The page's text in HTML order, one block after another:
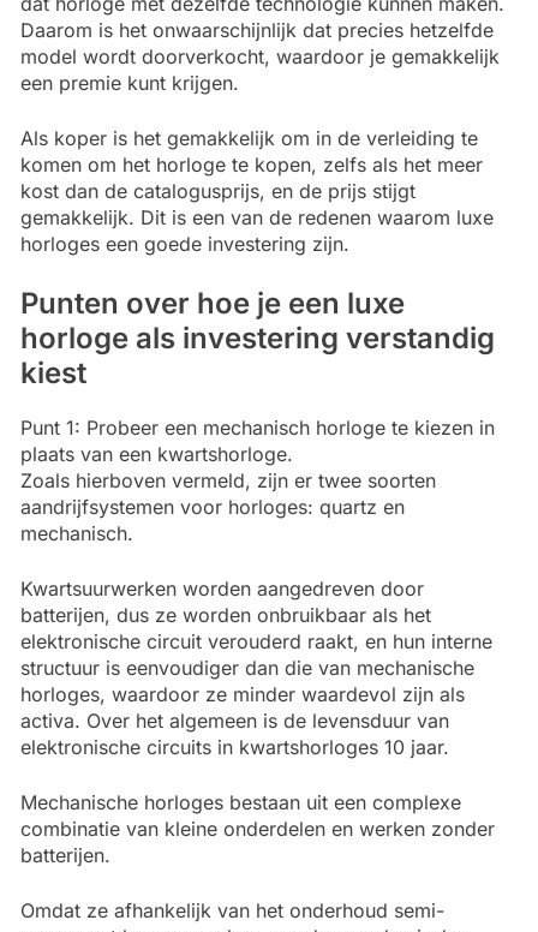
Daarom is het onwaarschijnlijk dat precies hetzelfde
model wordt doorverkocht, waardoor je gemakkelijk
een premie kunt krijgen.
Als koper is het gemakkelijk om in de verleiding te
komen om het horloge te kopen, zelfs als het meer
kost dan de catalogusprijs, en de prijs stijgt
gemakkelijk. Dit is een van de redenen waarom luxe
horloges een goede investering zijn.
Punten over hoe je een luxe
horloge als investering verstandig
kiest
Punt 1: Probeer een mechanisch horloge te kiezen in
plaats van een kwartshorloge.
Zoals hierboven vermeld, zijn er twee soorten
aandrijfsystemen voor horloges: quartz en
mechanisch.
Kwartsuurwerken worden aangedreven door
batterijen, dus ze worden onbruikbaar als het
elektronische circuit verouderd raakt, en hun interne
structuur is eenvoudiger dan die van mechanische
horloges, waardoor ze minder waardevol zijn als
activa. Over het algemeen is de levensduur van
elektronische circuits in kwartshorloges 10 jaar.
Mechanische horloges bestaan uit een complexe
combinatie van kleine onderdelen en werken zonder
batterijen.
Omdat ze afhankelijk van het onderhoud semi-